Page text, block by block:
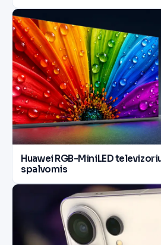
Huawei RGB-MiniLED
spalvomis